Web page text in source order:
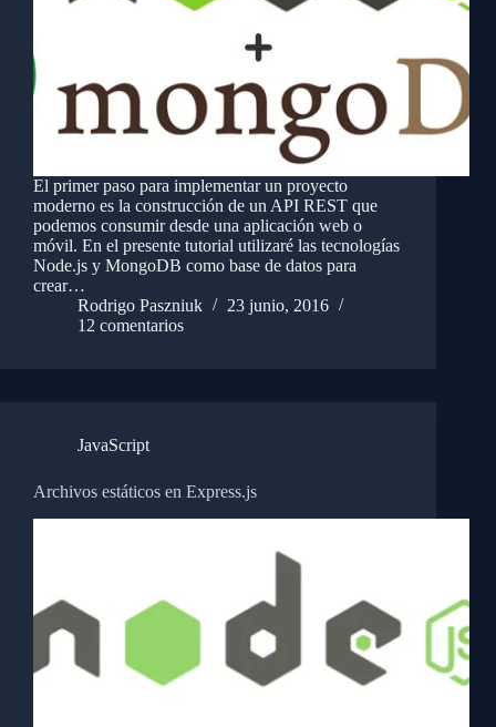
El primer paso para implementar un proyecto
moderno es la construcción de un API REST que
podemos consumir desde una aplicación web o
móvil. En el presente tutorial utilizaré las tecnologías
Node.js y MongoDB como base de datos para
crear…
Rodrigo Paszniuk
23 junio, 2016
12 comentarios
JavaScript
Archivos estáticos en Express.js